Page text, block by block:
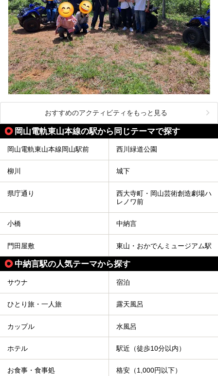
おすすめのアクティビティをもっと見る
岡山電軌東山本線の駅から同じテーマで探す
岡山電軌東山本線岡山駅前 西川緑道公園
柳川 城下
県庁通り
西大寺町・岡山芸術創造劇場ハ
レノワ前
小橋 中納言
門田屋敷 東山・おかでんミュージアム駅
中納言駅の人気テーマから探す
サウナ 宿泊
ひとり旅・一人旅 露天風呂
カップル 水風呂
ホテル 駅近（徒歩10分以内）
お食事・食事処 格安（1,000円以下）